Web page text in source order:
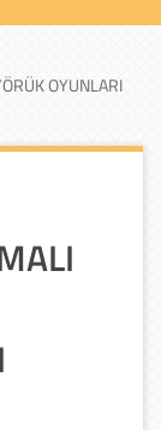
OYUNLARI